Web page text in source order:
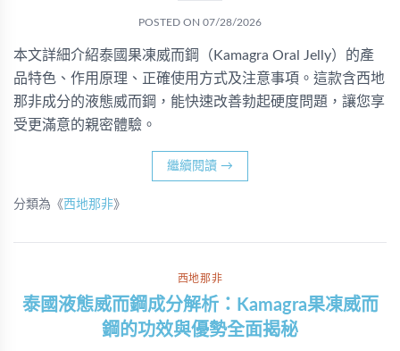
POSTED ON 07/28/2026
本文詳細介紹泰國果凍威而鋼（Kamagra Oral Jelly）的產
品特色、作用原理、正確使用方式及注意事項。這款含西地
那非成分的液態威而鋼，能快速改善勃起硬度問題，讓您享
受更滿意的親密體驗。
繼續閱讀 →
分類為《西地那非》
西地那非
泰國液態威而鋼成分解析：Kamagra果凍威而
鋼的功效與優勢全面揭秘